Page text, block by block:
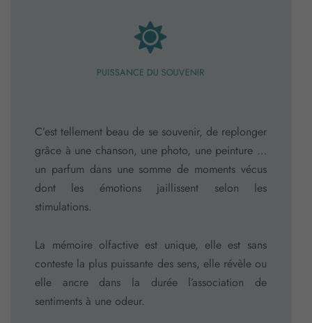
PUISSANCE DU SOUVENIR
C’est tellement beau de se souvenir, de replonger
grâce à une chanson, une photo, une peinture …
un parfum dans une somme de moments vécus
dont les émotions jaillissent selon les
stimulations.
La mémoire olfactive est unique, elle est sans
conteste la plus puissante des sens, elle révèle ou
elle ancre dans la durée l’association de
sentiments à une odeur.